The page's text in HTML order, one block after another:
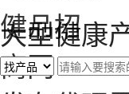
大型健康